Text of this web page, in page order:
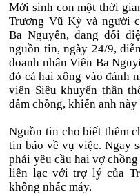
Mới sinh con một thời
Trương Vũ Kỳ và người
Ba Nguyên, đang đối
nguồn tin, ngày 24/9,
doanh nhân Viên Ba
đó cả hai xông vào đánh
viên Siêu khuyển thần
đâm chồng, khiến anh
Nguồn tin cho biết thêm
tin báo về vụ việc. Ngay
phải yêu cầu hai vợ
liên lạc với trợ lý của
không nhấc máy.